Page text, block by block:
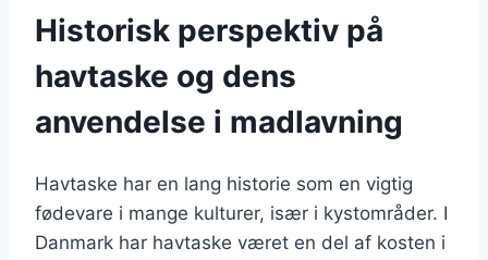
Historisk perspektiv på
havtaske og dens
anvendelse i madlavning
Havtaske har en lang historie som en vigtig
fødevare i mange kulturer, især i kystområder. I
Danmark har havtaske været en del af kosten i